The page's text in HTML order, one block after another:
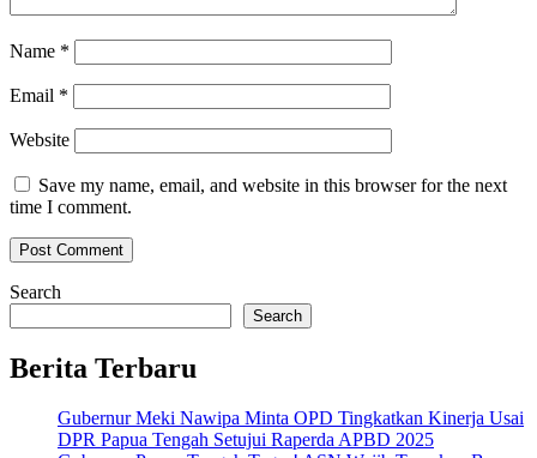
Name *
Email *
Website
Save my name, email, and website in this browser for the next
time I comment.
Search
Search
Berita Terbaru
Gubernur Meki Nawipa Minta OPD Tingkatkan Kinerja Usai
DPR Papua Tengah Setujui Raperda APBD 2025